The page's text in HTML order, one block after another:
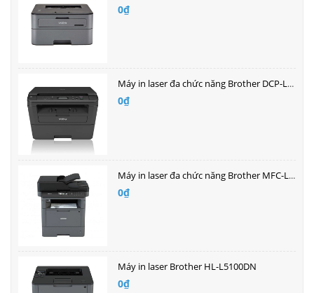
0₫
Máy in laser đa chức năng Brother DCP-L2520D
0₫
Máy in laser đa chức năng Brother MFC-L5700DN
0₫
Máy in laser Brother HL-L5100DN
0₫